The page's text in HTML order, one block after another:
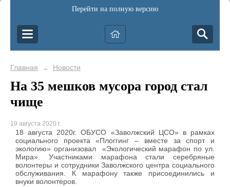
Перейти на полную версию
Главная → Новости
На 35 мешков мусора город стал
чище
19 августа 2020 г.
18 августа 2020г. ОБУСО «Заволжский ЦСО» в рамках
социального проекта «Плоггинг – вместе за спорт и
экологию» организовал «Экологический марафон по ул.
Мира». Участниками марафона стали серебряные
волонтеры и сотрудники Заволжского центра социального
обслуживания. К марафону также присоединились и
внуки волонтеров.